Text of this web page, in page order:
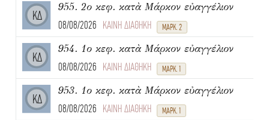
ΚΔ
955. 2ο κεφ. κατὰ Μάρκον εὐαγγέλιον
08/08/2026 ΚΑΙΝΗ ΔΙΑΘΗΚΗ ΜΑΡΚ. 2
ΚΔ
954. 1ο κεφ. κατὰ Μάρκον εὐαγγέλιον
08/08/2026 ΚΑΙΝΗ ΔΙΑΘΗΚΗ ΜΑΡΚ. 1
ΚΔ
953. 1ο κεφ. κατὰ Μάρκον εὐαγγέλιον
08/08/2026 ΚΑΙΝΗ ΔΙΑΘΗΚΗ ΜΑΡΚ. 1